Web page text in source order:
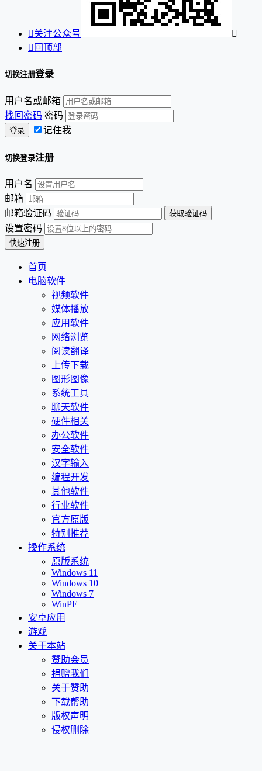
关注公众号

 回顶部
切换注册登录
用户名或邮箱
找回密码 密码
记住我
切换登录注册
用户名
邮箱
邮箱验证码
设置密码
首页
电脑软件
视频软件
媒体播放
应用软件
网络浏览
阅读翻译
上传下载
图形图像
系统工具
聊天软件
硬件相关
办公软件
安全软件
汉字输入
编程开发
其他软件
行业软件
官方原版
特别推荐
操作系统
原版系统
Windows 11
Windows 10
Windows 7
WinPE
安卓应用
游戏
关于本站
赞助会员
捐赠我们
关于赞助
下载帮助
版权声明
侵权删除